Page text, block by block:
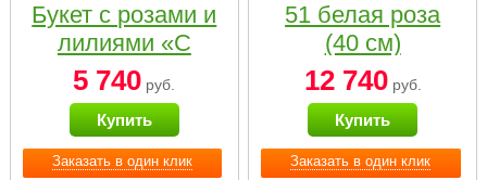
Заказать в один клик
Букет с розами и
лилиями «С
наилучшими
пожеланиями»
5 740 руб.
Купить
Заказать в один клик
51 белая роза
(40 см)
12 740руб.
Купить